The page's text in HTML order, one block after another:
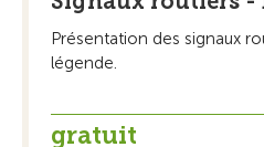
Présentation des signaux
légende.
gratuit